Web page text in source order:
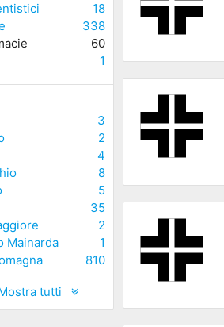
18
338
60
1
3
2
4
8
5
35
2
Mainarda
1
810
tutti